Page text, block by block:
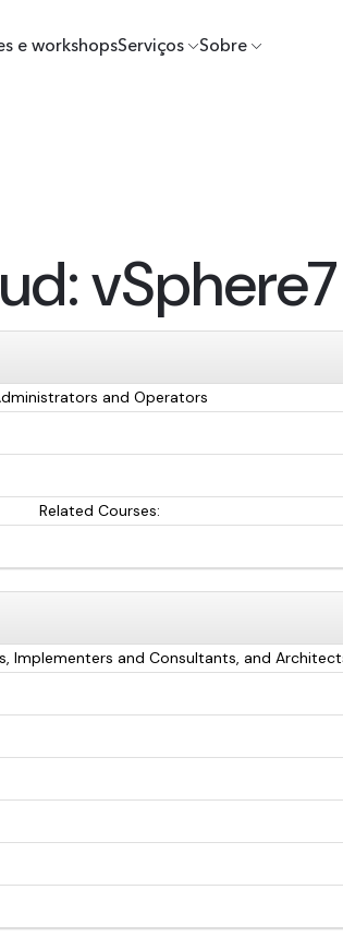
e workshopsServiços Sobre
vSphere7
and Operators
Related Courses:
Implementers and Consultants, and